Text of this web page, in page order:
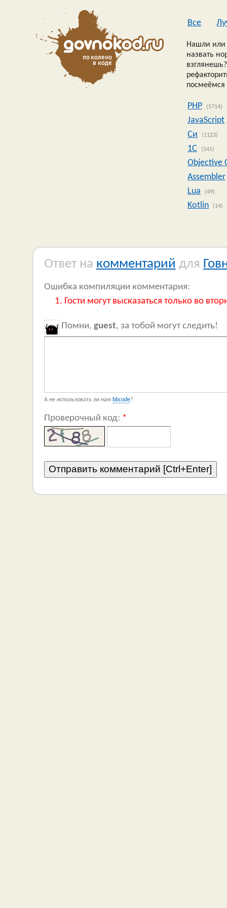
Все
Нашли или
назвать
посмеёмся
PHP (5714)
JavaScript
Си
(1123)
1C (541)
Objective
Assembler
Lua
(49)
Kotlin (14)
Ответ на комментарий для
Ошибка компиляции комментария:
Гости могут высказаться только во
Помни, guest, за тобой могут следить!
А не использовать ли нам bbcode?
Проверочный код: *